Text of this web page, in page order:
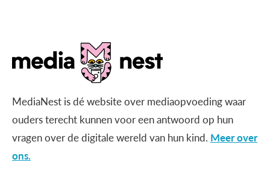
MediaNest is dé website over mediaopvoeding waar
ouders terecht kunnen voor een antwoord op hun
vragen over de digitale wereld van hun kind. Meer over
ons.